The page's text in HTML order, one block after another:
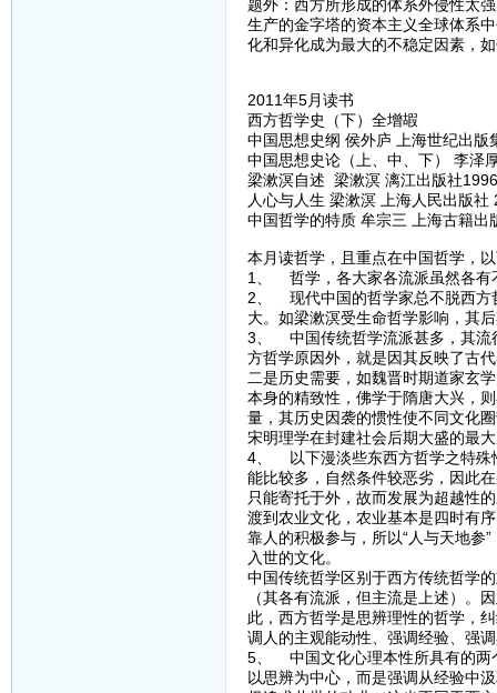
题外：西方所形成的体系外侵性太
生产的金字塔的资本主义全球体系
化和异化成为最大的不稳定因素，
2011年5月读书
西方哲学史（下）全增嘏
中国思想史纲 侯外庐 上海世纪出版
中国思想史论（上、中、下） 李泽
梁漱溟自述 梁漱溟 漓江出版社1996
人心与人生 梁漱溟 上海人民出版社
中国哲学的特质 牟宗三 上海古籍出
本月读哲学，且重点在中国哲学，
1、 哲学，各大家各流派虽然各有
2、 现代中国的哲学家总不脱西方
大。如梁漱溟受生命哲学影响，其
3、 中国传统哲学流派甚多，其流
方哲学原因外，就是因其反映了古
二是历史需要，如魏晋时期道家玄
本身的精致性，佛学于隋唐大兴，
量，其历史因袭的惯性使不同文化
宋明理学在封建社会后期大盛的最
4、 以下漫淡些东西方哲学之特殊
能比较多，自然条件较恶劣，因此
只能寄托于外，故而发展为超越性
渡到农业文化，农业基本是四时有
靠人的积极参与，所以“人与天地参
入世的文化。
中国传统哲学区别于西方传统哲学
（其各有流派，但主流是上述）。
此，西方哲学是思辨理性的哲学，
调人的主观能动性、强调经验、强
5、 中国文化心理本性所具有的两
以思辨为中心，而是强调从经验中